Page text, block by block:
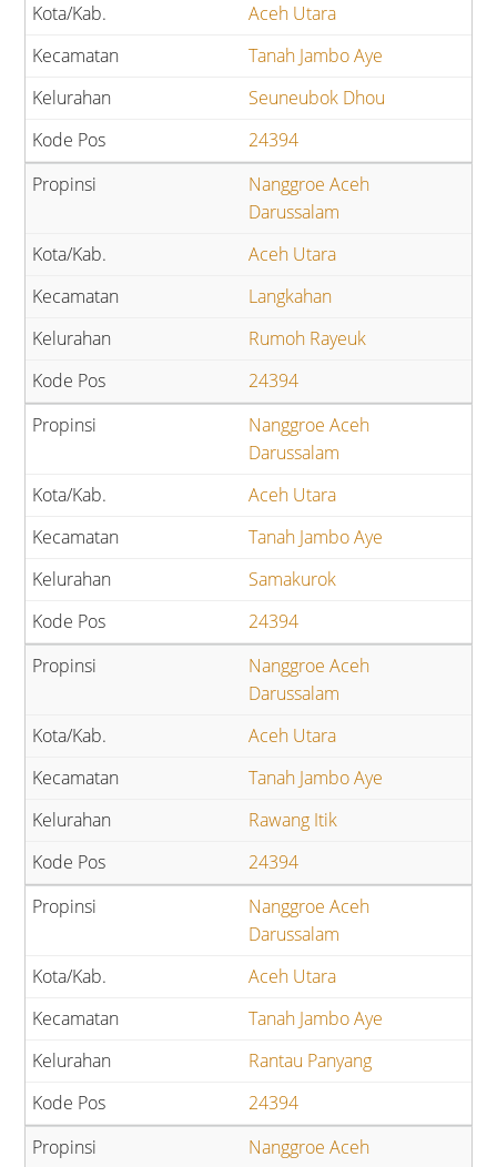
Aceh Utara
Tanah Jambo Aye
Seuneubok Dhou
24394
Nanggroe Aceh
Darussalam
Aceh Utara
Langkahan
Rumoh Rayeuk
24394
Nanggroe Aceh
Darussalam
Aceh Utara
Tanah Jambo Aye
Samakurok
24394
Nanggroe Aceh
Darussalam
Aceh Utara
Tanah Jambo Aye
Rawang Itik
24394
Nanggroe Aceh
Darussalam
Aceh Utara
Tanah Jambo Aye
Rantau Panyang
24394
Nanggroe Aceh